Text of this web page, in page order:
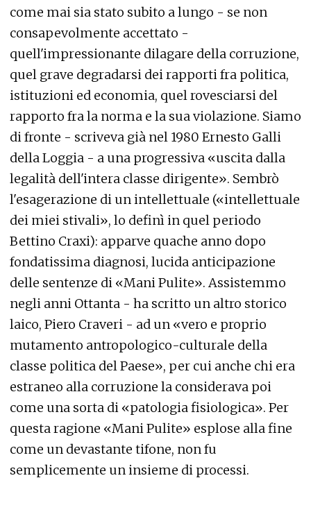
come mai sia stato subito a lungo - se non
consapevolmente accettato -
quell'impressionante dilagare della corruzione,
quel grave degradarsi dei rapporti fra politica,
istituzioni ed economia, quel rovesciarsi del
rapporto fra la norma e la sua violazione. Siamo
di fronte - scriveva già nel 1980 Ernesto Galli
della Loggia - a una progressiva «uscita dalla
legalità dell'intera classe dirigente». Sembrò
l'esagerazione di un intellettuale («intellettuale
dei miei stivali», lo definì in quel periodo
Bettino Craxi): apparve quache anno dopo
fondatissima diagnosi, lucida anticipazione
delle sentenze di «Mani Pulite». Assistemmo
negli anni Ottanta - ha scritto un altro storico
laico, Piero Craveri - ad un «vero e proprio
mutamento antropologico-culturale della
classe politica del Paese», per cui anche chi era
estraneo alla corruzione la considerava poi
come una sorta di «patologia fisiologica». Per
questa ragione «Mani Pulite» esplose alla fine
come un devastante tifone, non fu
semplicemente un insieme di processi.